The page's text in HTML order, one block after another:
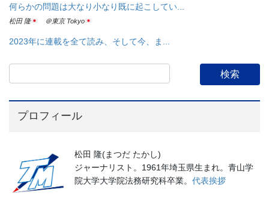
何らかの問題は大なり小なり既に起こしてい...
松田 隆 ＠東京 Tokyo
2023年に連載を全て読み、そして今、ま...
プロフィール
松田 隆(まつだ たかし)
ジャーナリスト。1961年埼玉県生まれ。青山学
院大学大学院法務研究科卒業。 代表挨拶